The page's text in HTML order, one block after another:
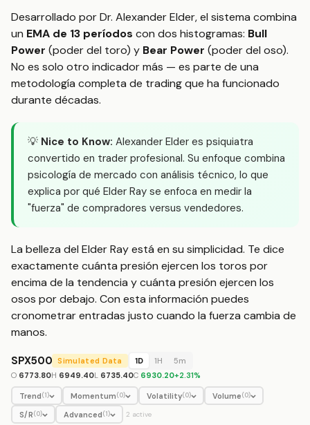
Desarrollado por Dr. Alexander Elder, el sistema combina
un EMA de 13 períodos con dos histogramas: Bull
Power (poder del toro) y Bear Power (poder del oso).
No es solo otro indicador más — es parte de una
metodología completa de trading que ha funcionado
durante décadas.
💡 Nice to Know: Alexander Elder es psiquiatra
convertido en trader profesional. Su enfoque combina
psicología de mercado con análisis técnico, lo que
explica por qué Elder Ray se enfoca en medir la
"fuerza" de compradores versus vendedores.
La belleza del Elder Ray está en su simplicidad. Te dice
exactamente cuánta presión ejercen los toros por
encima de la tendencia y cuánta presión ejercen los
osos por debajo. Con esta información puedes
cronometrar entradas justo cuando la fuerza cambia de
manos.
SPX500 Simulated Data 1D 1H
5m
O 6773.80H 6949.40L 6735.40C 6930.20+2.31%
Trend(1) Momentum(0) Volatility(0) Volume(0)
S/R(0) Advanced(1) 2 active